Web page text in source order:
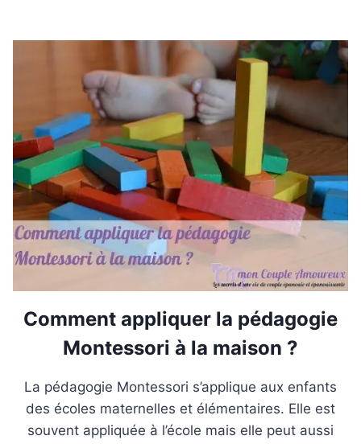
Comment appliquer la pédagogie
Montessori à la maison ?
La pédagogie Montessori s’applique aux enfants
des écoles maternelles et élémentaires. Elle est
souvent appliquée à l’école mais elle peut aussi